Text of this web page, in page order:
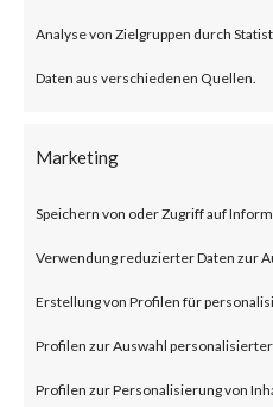
Analyse von Zielgruppen durch
Daten aus verschiedenen Quellen.
Marketing
Speichern von oder Zugriff auf
Verwendung reduzierter Daten zur
Erstellung von Profilen für
Profilen zur Auswahl
Profilen zur Personalisierung von
Policy Secure